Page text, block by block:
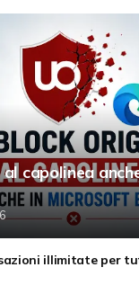
capolinea
illimitate per